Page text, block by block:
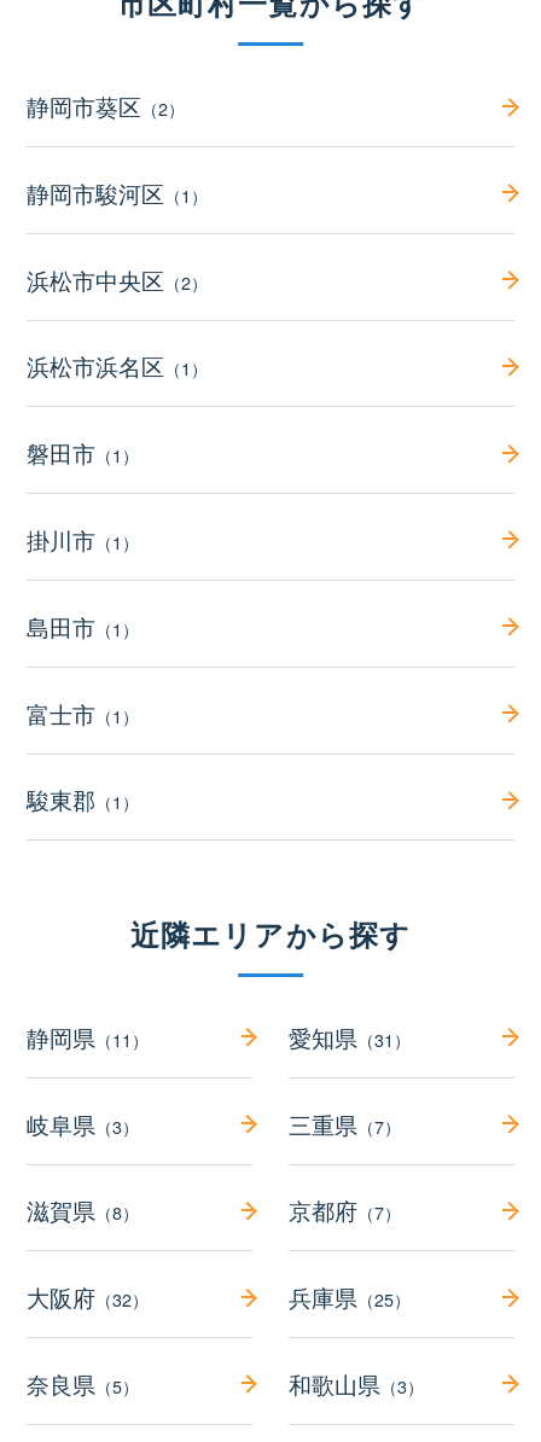
静岡市葵区 （2）
静岡市駿河区 （1）
浜松市中央区 （2）
浜松市浜名区 （1）
磐田市 （1）
掛川市 （1）
島田市 （1）
富士市 （1）
駿東郡 （1）
近隣エリアから探す
静岡県 （11） 愛知県 （31）
岐阜県 （3） 三重県 （7）
滋賀県 （8） 京都府（7）
大阪府 （32） 兵庫県（25）
奈良県 （5） 和歌山県（3）